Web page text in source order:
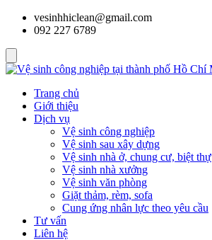
vesinhhiclean@gmail.com
092 227 6789
Trang chủ
Giới thiệu
Dịch vụ
Vệ sinh công nghiệp
Vệ sinh sau xây dựng
Vệ sinh nhà ở, chung cư, biệt thự
Vệ sinh nhà xưởng
Vệ sinh văn phòng
Giặt thảm, rèm, sofa
Cung ứng nhân lực theo yêu cầu
Tư vấn
Liên hệ